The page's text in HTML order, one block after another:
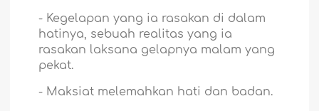
- Kegelapan yang ia rasakan di dalam
hatinya, sebuah realitas yang ia
rasakan laksana gelapnya malam yang
pekat.
- Maksiat melemahkan hati dan badan.